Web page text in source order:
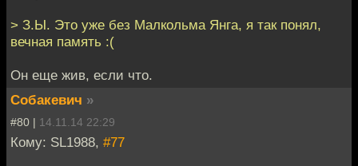
> З.Ы. Это уже без Малкольма Янга, я так понял,
вечная память :(
Он еще жив, если что.
Собакевич »
#80 | 14.11.14 22:29
Кому: SL1988, #77